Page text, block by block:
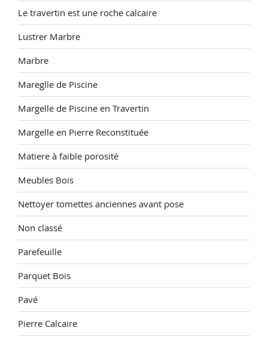
Le travertin est une roche calcaire
Lustrer Marbre
Marbre
Mareglle de Piscine
Margelle de Piscine en Travertin
Margelle en Pierre Reconstituée
Matiere à faible porosité
Meubles Bois
Nettoyer tomettes anciennes avant pose
Non classé
Parefeuille
Parquet Bois
Pavé
Pierre Calcaire